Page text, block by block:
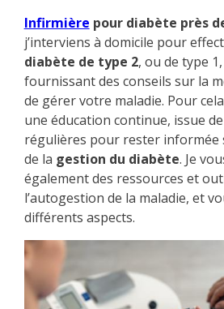
Infirmière pour diabète près
j’interviens à domicile pour
diabète de type 2, ou de type
fournissant des conseils sur la
de gérer votre maladie. Pour
une éducation continue, issue
régulières pour rester informée
de la gestion du diabète. Je
également des ressources et
l’autogestion de la maladie, et
différents aspects.